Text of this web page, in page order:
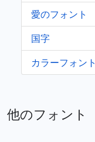
愛のフォント
国字
カラーフォント
他のフォント